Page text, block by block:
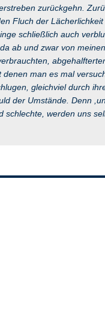
zurückgehn.
Fluch der
schließlich auch
ab und zwar von
man es mal
gleichviel durch
der Umstände. Denn
schlechte, werden uns